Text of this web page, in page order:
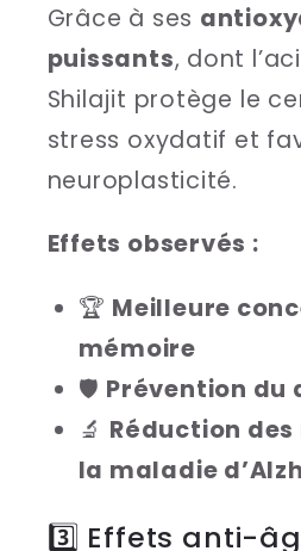
Grâce à ses
puissants, dont
Shilajit protège le
stress oxydatif et
neuroplasticité.
Effets observés :
🏆 Meilleure
mémoire
🛡 Prévention du
🔬 Réduction
la maladie
3️⃣ Effets anti-